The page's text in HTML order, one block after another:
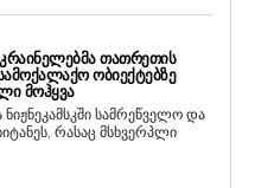
ᲗᲐᲗᲠᲔᲗᲘᲡ
ᲝᲑᲘᲔᲥᲢᲔᲑᲖᲔ
ᲛᲝᲰᲧᲕᲐ
სამრეწველო და
რასაც მსხვერპლი